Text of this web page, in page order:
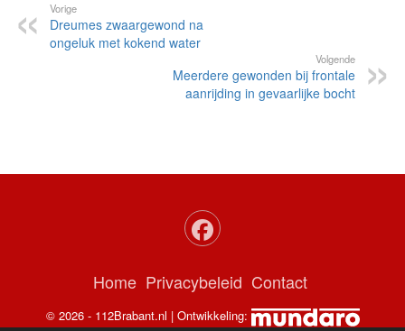
Vorige
Dreumes zwaargewond na
ongeluk met kokend water
Volgende
Meerdere gewonden bij frontale
aanrijding in gevaarlijke bocht
Home Privacybeleid Contact
© 2026 - 112Brabant.nl | Ontwikkeling: